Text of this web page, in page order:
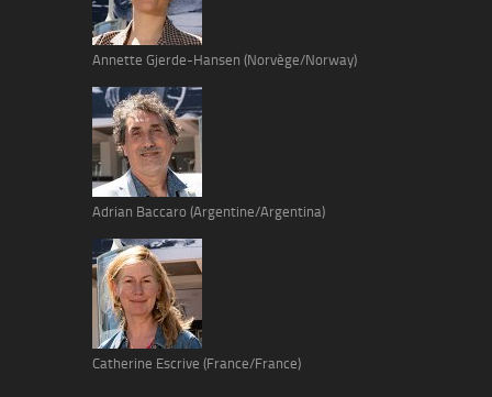
Annette Gjerde-Hansen (Norvège/Norway)
Adrian Baccaro (Argentine/Argentina)
Catherine Escrive (France/France)